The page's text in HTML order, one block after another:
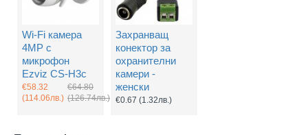
Wi-Fi камера
4MP с
микрофон
Ezviz CS-H3c
€58.32
(114.06лв.)
€64.80
(126.74лв.)
Захранващ
конектор за
охранителни
камери -
женски
€0.67 (1.32лв.)